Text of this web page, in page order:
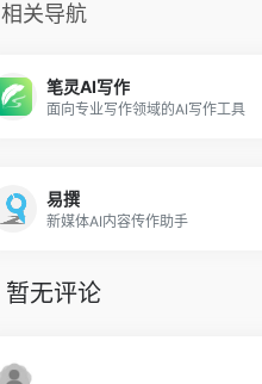
相关导航
笔灵AI写作
面向专业写作领域的AI写作工具
易撰
新媒体AI内容传作助手
暂无评论